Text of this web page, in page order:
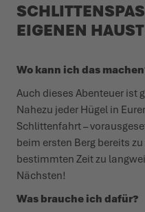
EIGENEN
Wo kann ich das
Auch dieses Abenteuer ist
Nahezu jeder Hügel in
Schlit­tenfahrt –
beim ersten Berg bereits
bestimmten Zeit zu
Nächsten!
Was brauche ich dafür?